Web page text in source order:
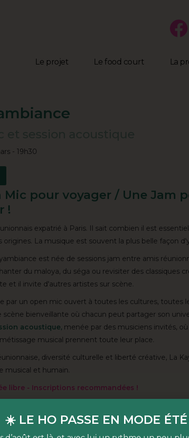
Le projet Le food court La
- 19h30
Mic pour voyager / Une Jam
!
expatrié à Paris. Il sait combien il est
origines. La musique est souvent la plus belle façon
est née de sessions jam entre amis
du maloya, du séga ou revisiter des classiques
et il invite d'autres artistes sur scène.
par un open mic ouvert à toutes les cultures, toutes
bienveillante où chacun peut partager son
acoustique, menée par des musiciens invités,
musical prennent toute leur place.
diversité culturelle et liberté créative, La
musical et humain.
libre - Inscriptions recommandées !
☀️ LE HO PASSE EN MODE ÉTÉ